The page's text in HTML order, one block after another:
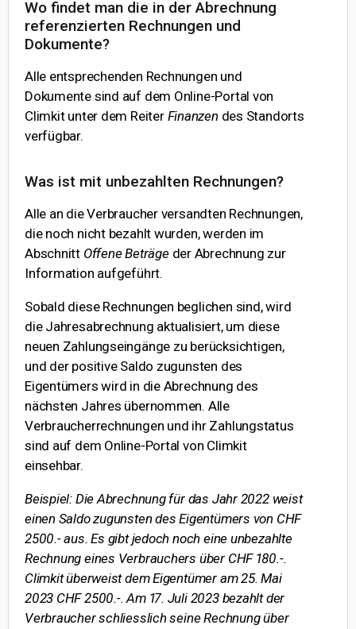
Wo findet man die in der Abrechnung
referenzierten Rechnungen und
Dokumente?
Alle entsprechenden Rechnungen und
Dokumente sind auf dem Online-Portal von
Climkit unter dem Reiter Finanzendes Standorts
verfügbar.
Was ist mit unbezahlten Rechnungen?
Alle an die Verbraucher versandten Rechnungen,
die noch nicht bezahlt wurden, werden im
Abschnitt Offene Beträge der Abrechnung zur
Information aufgeführt.
Sobald diese Rechnungen beglichen sind, wird
die Jahresabrechnung aktualisiert, um diese
neuen Zahlungseingänge zu berücksichtigen,
und der positive Saldo zugunsten des
Eigentümers wird in die Abrechnung des
nächsten Jahres übernommen. Alle
Verbraucherrechnungen und ihr Zahlungstatus
sind auf dem Online-Portal von Climkit
einsehbar.
Beispiel: Die Abrechnung für das Jahr 2022 weist
einen Saldo zugunsten des Eigentümers von CHF
2500.- aus. Es gibt jedoch noch eine unbezahlte
Rechnung eines Verbrauchers über CHF 180.-.
Climkit überweist dem Eigentümer am 25. Mai
2023 CHF 2500.-. Am 17. Juli 2023 bezahlt der
Verbraucher schliesslich seine Rechnung über